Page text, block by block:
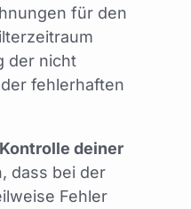
für den
der nicht
fehlerhaften
Kontrolle deiner
dass bei der
Fehler